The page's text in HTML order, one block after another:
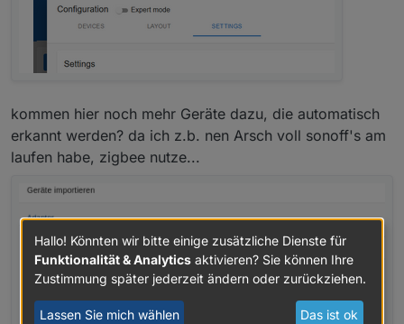
kommen hier noch mehr Geräte dazu, die automatisch
erkannt werden? da ich z.b. nen Arsch voll sonoff's am
laufen habe, zigbee nutze...
Hallo! Könnten wir bitte einige zusätzliche Dienste für
Funktionalität & Analytics aktivieren? Sie können Ihre
Zustimmung später jederzeit ändern oder zurückziehen.
Lassen Sie mich wählen Das ist ok